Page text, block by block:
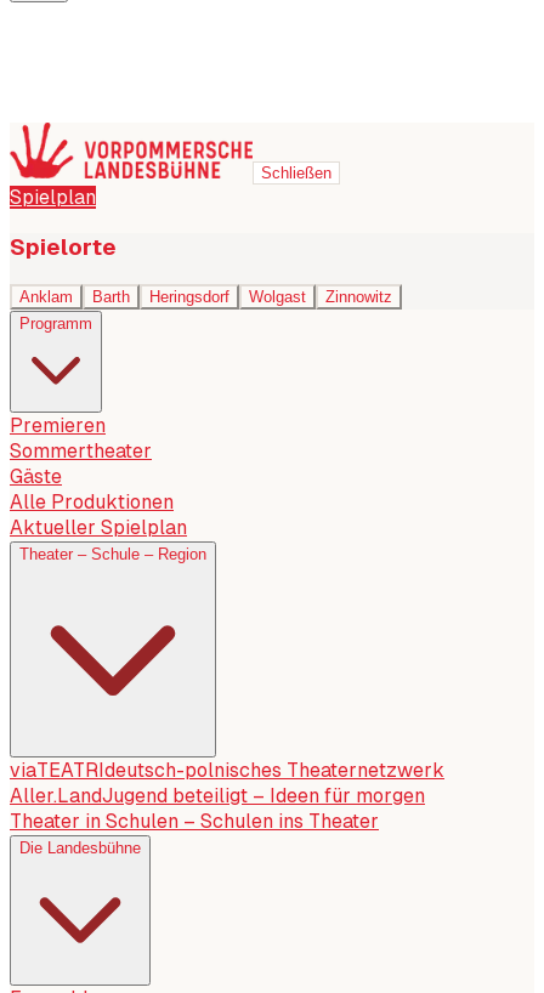
Schließen
Spielplan
Spielorte
Anklam Barth Heringsdorf Wolgast
Zinnowitz
Programm
Premieren
Sommertheater
Gäste
Alle Produktionen
Aktueller Spielplan
Theater – Schule – Region
viaTEATRI deutsch-polnisches Theaternetzwerk
Aller.LandJugend beteiligt – Ideen für morgen
Theater in Schulen – Schulen ins Theater
Die Landesbühne